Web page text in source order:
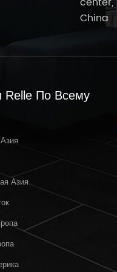
China
Relle По Всему
Азия
на NeoCon 11.06.2025